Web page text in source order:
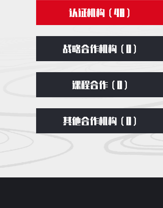
认证机构（ 48 ）
战略合作机构（0）
课程合作（0）
其他合作机构（0）